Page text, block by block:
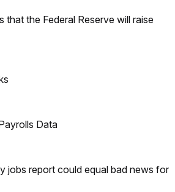
the Federal Reserve will raise
Data
jobs report could equal bad news for